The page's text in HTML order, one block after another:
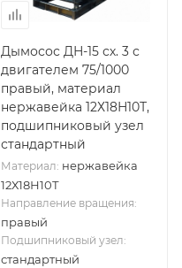
Дымосос ДН-15 сх. 3 с
двигателем 75/1000
правый, материал
нержавейка 12Х18Н10Т,
подшипниковый узел
стандартный
Материал: нержавейка
12Х18Н10Т
Направление вращения:
правый
Подшипниковый узел:
стандартный